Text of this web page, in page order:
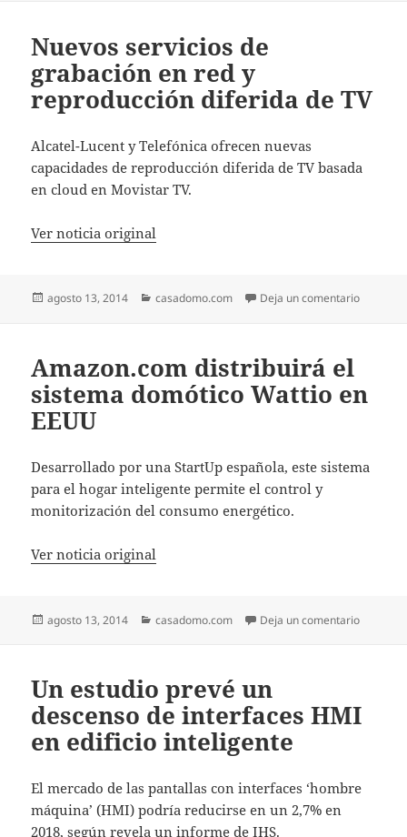
Nuevos servicios de
grabación en red y
reproducción diferida de TV
Alcatel-Lucent y Telefónica ofrecen nuevas
capacidades de reproducción diferida de TV basada
en cloud en Movistar TV.
Ver noticia original
Publicado
agosto 13, 2014 Categorías
casadomo.com Deja un comentarioen
Amazon.com distribuirá el
sistema domótico Wattio en
EEUU
Desarrollado por una StartUp española, este sistema
para el hogar inteligente permite el control y
monitorización del consumo energético.
Ver noticia original
Publicado
agosto 13, 2014 Categorías
casadomo.com Deja un comentarioen
Un estudio prevé un
descenso de interfaces HMI
en edificio inteligente
El mercado de las pantallas con interfaces ‘hombre
máquina’ (HMI) podría reducirse en un 2,7% en
2018, según revela un informe de IHS.